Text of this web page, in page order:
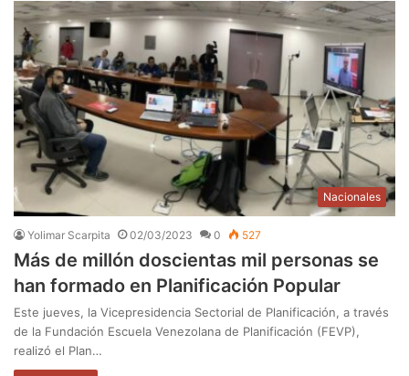
Nacionales
Yolimar Scarpita 02/03/2023 0 527
Más de millón doscientas mil personas se
han formado en Planificación Popular
Este jueves, la Vicepresidencia Sectorial de Planificación, a través
de la Fundación Escuela Venezolana de Planificación (FEVP),
realizó el Plan…